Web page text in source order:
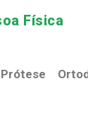
Física​
Prótese